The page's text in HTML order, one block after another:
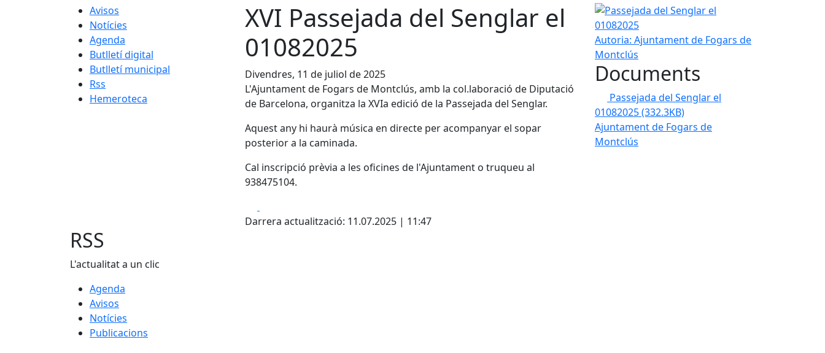
Avisos
Notícies
Agenda
Butlletí digital
Butlletí municipal
Rss
Hemeroteca
XVI Passejada del Senglar el
01082025
Divendres, 11 de juliol de 2025
L'Ajuntament de Fogars de Montclús, amb la col.laboració de Diputació
de Barcelona, organitza la XVIa edició de la Passejada del Senglar.
Aquest any hi haurà música en directe per acompanyar el sopar
posterior a la caminada.
Cal inscripció prèvia a les oficines de l'Ajuntament o truqueu al
938475104.
Darrera actualització: 11.07.2025 | 11:47
Passejada del Senglar el 01082025
Autoria: Ajuntament de Fogars de
Montclús
Documents
Passejada del Senglar el
01082025(332.3KB)
Ajuntament de Fogars de
Montclús
RSS
L'actualitat a un clic
Agenda
Avisos
Notícies
Publicacions